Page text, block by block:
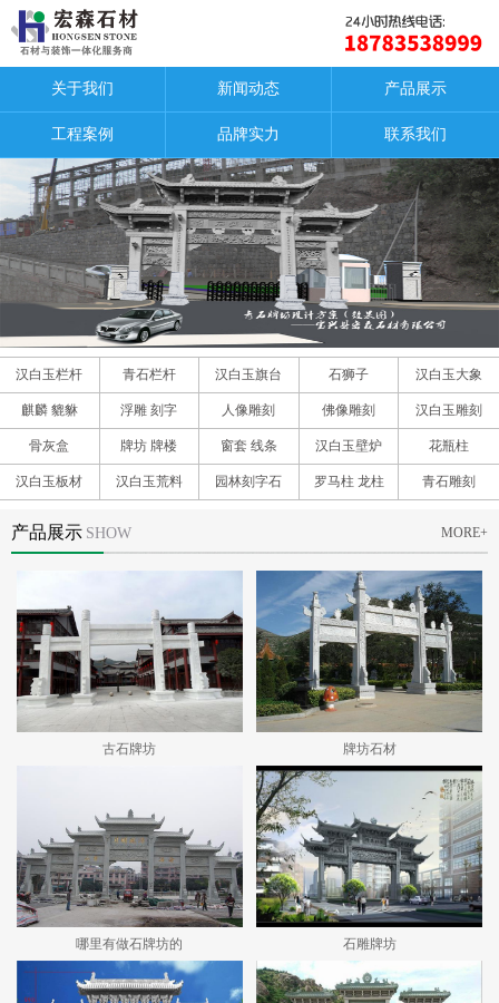
关于我们 新闻动态 产品展示
工程案例 品牌实力 联系我们
汉白玉栏杆 青石栏杆 汉白玉旗台 石狮子 汉白玉大象
麒麟 貔貅 浮雕 刻字 人像雕刻 佛像雕刻 汉白玉雕刻
骨灰盒 牌坊 牌楼 窗套 线条 汉白玉壁炉 花瓶柱
汉白玉板材 汉白玉荒料 园林刻字石 罗马柱 龙柱 青石雕刻
产品展示 SHOW MORE+
古石牌坊 牌坊石材
哪里有做石牌坊的 石雕牌坊